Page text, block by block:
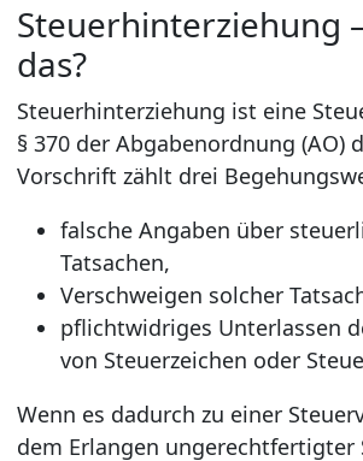
Steuerhinterziehung
das?
Steuerhinterziehung ist eine
§ 370 der Abgabenordnung (AO)
Vorschrift zählt drei
falsche Angaben über
Tatsachen,
Verschweigen solcher
pflichtwidriges Unterlassen
von Steuerzeichen oder
Wenn es dadurch zu einer
dem Erlangen ungerechtfertigter